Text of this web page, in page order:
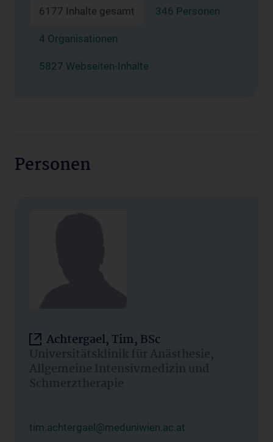
6177 Inhalte gesamt 346 Personen
4 Organisationen
5827 Webseiten-Inhalte
Personen
Achtergael, Tim, BSc
Universitätsklinik für Anästhesie,
Allgemeine Intensivmedizin und
Schmerztherapie
tim.achtergael@meduniwien.ac.at